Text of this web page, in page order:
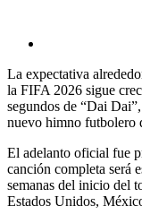
La expectativa
la FIFA 2026 sigue
segundos de “Dai
nuevo himno futbolero
El adelanto oficial fue
canción completa será
semanas del inicio del
Estados Unidos,